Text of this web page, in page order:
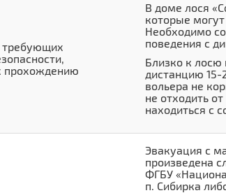
требующих
прохождению
В доме лося
которые
Необходимо
поведения с
Близко к лосю
дистанцию
вольера не
не отходить
находиться с
Эвакуация с
произведена
ФГБУ
п. Сибирка